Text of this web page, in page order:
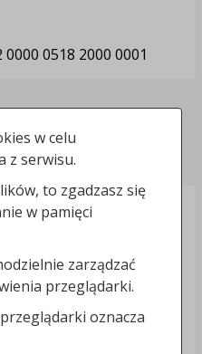
0518 2000 0001
w celu
z serwisu.
to zgadzasz się
w pamięci
zarządzać
przeglądarki.
oznacza